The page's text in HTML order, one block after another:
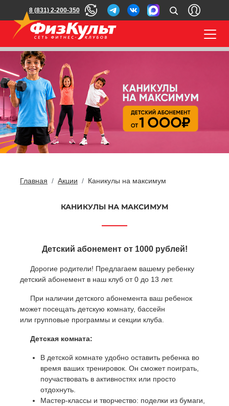
8 (831) 2-200-350
Главная Акции Каникулы на максимум
КАНИКУЛЫ НА МАКСИМУМ
Детский абонемент от 1000 рублей!
Дорогие родители! Предлагаем вашему ребенку
детский абонемент в наш клуб от 0 до 13 лет.
При наличии детского абонемента ваш ребенок
может посещать детскую комнату, бассейн
или групповые программы и секции клуба.
Детская комната:
В детской комнате удобно оставить ребенка во
время ваших тренировок. Он сможет поиграть,
поучаствовать в активностях или просто
отдохнуть.
Мастер-классы и творчество: поделки из бумаги,